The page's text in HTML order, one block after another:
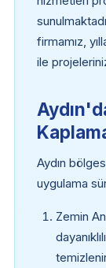
firmamız,
ile
Aydın
uygulama
Zemin